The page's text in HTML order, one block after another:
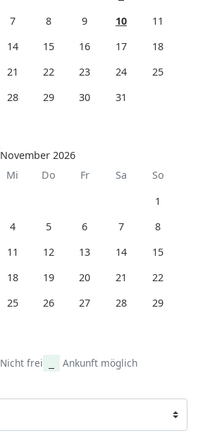
7 8 9 10
11
14 15 16 17
18
21 22 23 24
25
28 29 30
31
November 2026
Mi Do Fr Sa
So
1
4 5 6 7
8
11 12 13 14
15
18 19 20 21
22
25 26 27 28
29
Nicht frei Ankunft möglich